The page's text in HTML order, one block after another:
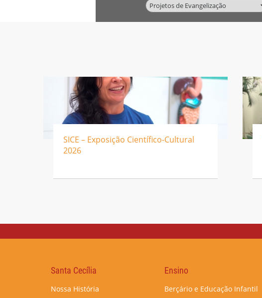
SICE – Exposição Científico-Cultural
2026
Santa Cecília
Nossa História
Ensino
Berçário e Educação Infantil